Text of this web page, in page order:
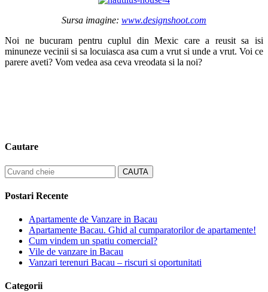
Sursa imagine: www.designshoot.com
Noi ne bucuram pentru cuplul din Mexic care a reusit sa isi
minuneze vecinii si sa locuiasca asa cum a vrut si unde a vrut. Voi ce
parere aveti? Vom vedea asa ceva vreodata si la noi?
Cautare
Postari Recente
Apartamente de Vanzare in Bacau
Apartamente Bacau. Ghid al cumparatorilor de apartamente!
Cum vindem un spatiu comercial?
Vile de vanzare in Bacau
Vanzari terenuri Bacau – riscuri si oportunitati
Categorii